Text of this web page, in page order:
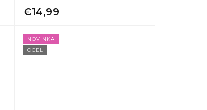
€14,99
NOVINKA
OCEĽ